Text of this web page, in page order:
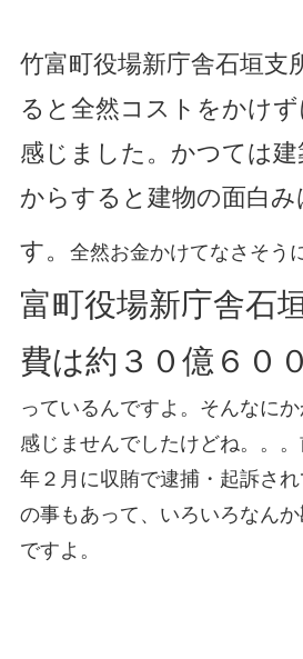
竹富町役場新庁舎石垣支
ると全然コストをかけ
感じました。かつては
からすると建物の面白
す。
全然お金かけてなさそう
富町役場新庁舎石
費は約３０億６０
っているんですよ。そんなに
感じませんでしたけどね。。
年２月に収賄で逮捕・起訴さ
の事もあって、いろいろなん
ですよ。